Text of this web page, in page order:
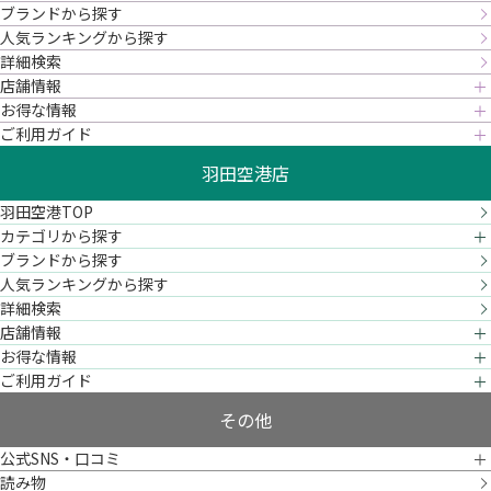
ブランドから探す
人気ランキングから探す
詳細検索
店舗情報
お得な情報
ご利用ガイド
羽田空港店
羽田空港TOP
カテゴリから探す
ブランドから探す
人気ランキングから探す
詳細検索
店舗情報
お得な情報
ご利用ガイド
その他
公式SNS・口コミ
読み物